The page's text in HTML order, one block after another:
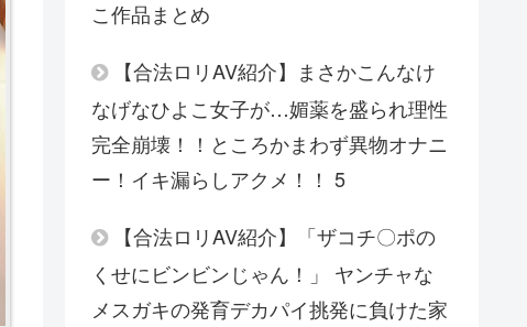
こ作品まとめ
【合法ロリAV紹介】まさかこんなけ
なげなひよこ女子が…媚薬を盛られ理性
完全崩壊！！ところかまわず異物オナニ
ー！イキ漏らしアクメ！！ 5
【合法ロリAV紹介】「ザコチ〇ポの
くせにビンビンじゃん！」 ヤンチャな
メスガキの発育デカパイ挑発に負けた家